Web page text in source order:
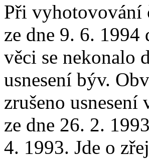
Při vyhotovování
ze dne 9. 6.
věci se nekonalo
usnesení býv.
zrušeno
ze dne 26. 2.
4. 1993. Jde o